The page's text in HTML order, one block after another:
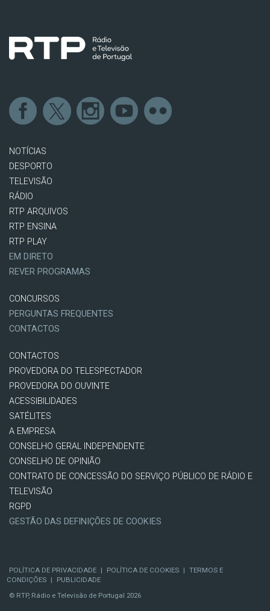
NOTÍCIAS
DESPORTO
TELEVISÃO
RÁDIO
RTP ARQUIVOS
RTP ENSINA
RTP PLAY
EM DIRETO
REVER PROGRAMAS
CONCURSOS
PERGUNTAS FREQUENTES
CONTACTOS
CONTACTOS
PROVEDORA DO TELESPECTADOR
PROVEDORA DO OUVINTE
ACESSIBILIDADES
SATÉLITES
A EMPRESA
CONSELHO GERAL INDEPENDENTE
CONSELHO DE OPINIÃO
CONTRATO DE CONCESSÃO DO SERVIÇO PÚBLICO DE RÁDIO E
TELEVISÃO
RGPD
GESTÃO DAS DEFINIÇÕES DE COOKIES
POLÍTICA DE PRIVACIDADE | POLÍTICA DE COOKIES | TERMOS E
CONDIÇÕES |
PUBLICIDADE
© RTP, Rádio e Televisão de Portugal 2026